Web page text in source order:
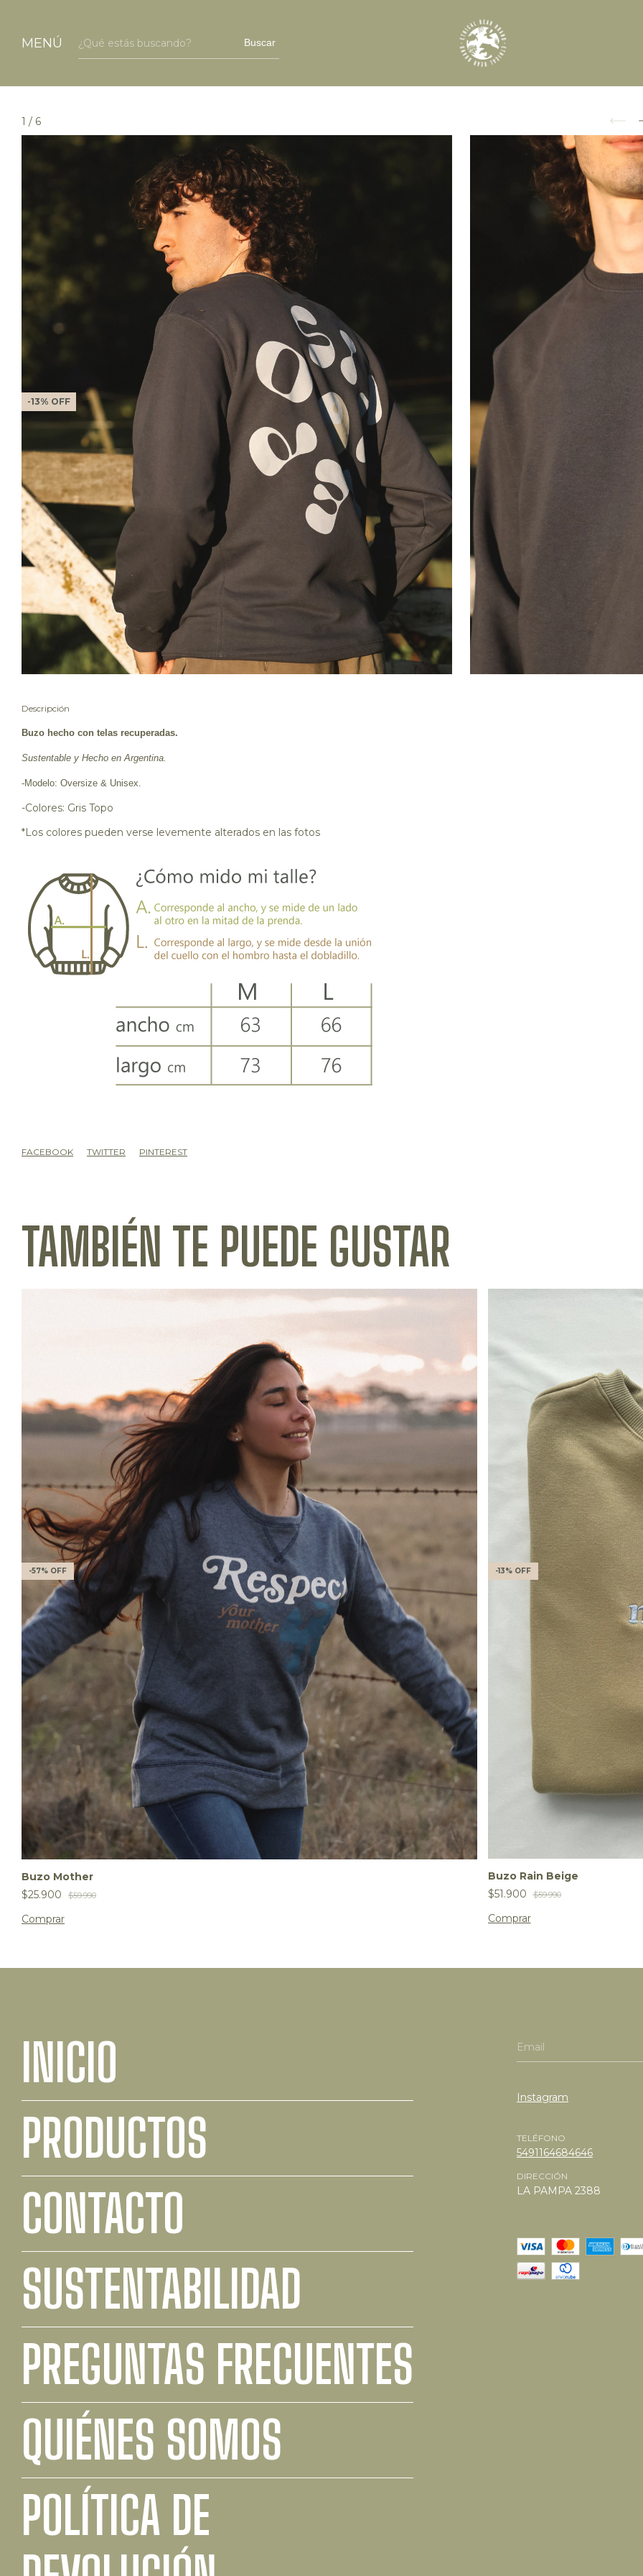
MENÚ Buscar
1 / 6
-13% OFF
Descripción
Buzo hecho con telas recuperadas.
Sustentable y Hecho en Argentina.
-Modelo: Oversize & Unisex.
-Colores: Gris Topo
*Los colores pueden verse levemente alterados en las fotos
FACEBOOK TWITTER PINTEREST
TAMBIÉN TE PUEDE GUSTAR
-57% OFF
Buzo Mother
$25.900
$59.990
Comprar
-13% OFF
Buzo Rain Beige
$51.900
$59.990
Comprar
INICIO
PRODUCTOS
CONTACTO
SUSTENTABILIDAD
PREGUNTAS FRECUENTES
QUIÉNES SOMOS
POLÍTICA DE
Instagram
TELÉFONO
5491164684646
DIRECCIÓN
LA PAMPA 2388